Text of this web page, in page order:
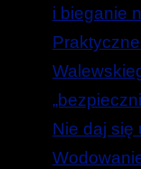
i bieganie
Nie daj się